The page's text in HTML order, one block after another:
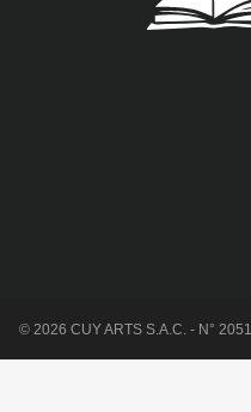
© 2026 CUY ARTS S.A.C. - N°